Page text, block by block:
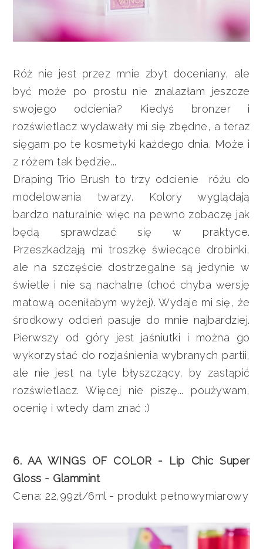
Róż nie jest przez mnie zbyt doceniany, ale
być może po prostu nie znalazłam jeszcze
swojego odcienia? Kiedyś bronzer i
rozświetlacz wydawały mi się zbędne, a teraz
sięgam po te kosmetyki każdego dnia. Może i
z różem tak będzie...
Draping Trio Brush to trzy odcienie różu do
modelowania twarzy. Kolory wyglądają
bardzo naturalnie więc na pewno zobaczę jak
będą sprawdzać się w praktyce.
Przeszkadzają mi troszkę świecące drobinki,
ale na szczęście dostrzegalne są jedynie w
świetle i nie są nachalne (choć chyba wersję
matową oceniłabym wyżej). Wydaje mi się, że
środkowy odcień pasuje do mnie najbardziej.
Pierwszy od góry jest jaśniutki i można go
wykorzystać do rozjaśnienia wybranych partii,
ale nie jest na tyle błyszczący, by zastąpić
rozświetlacz. Więcej nie piszę... poużywam,
ocenię i wtedy dam znać :)
6. AA WINGS OF COLOR - Lip Chic Super
Gloss - Glammint
Cena: 22,99zł/6ml - produkt pełnowymiarowy